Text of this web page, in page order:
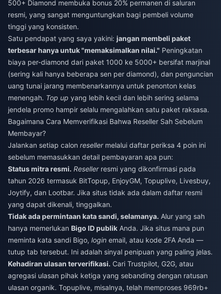
500+ Diamond membuka bonus 20% permanen di saluran
resmi, yang sangat menguntungkan bagi pembeli volume
tinggi yang konsisten.
Satu pendapat yang saya yakini: jangan membeli paket
terbesar hanya untuk "memaksimalkan nilai." Peningkatan
biaya per-diamond dari paket 1000 ke 5000+ bersifat marjinal
(sering kali hanya beberapa sen per diamond), dan penguncian
uang tunai jarang membenarkannya untuk penonton kelas
menengah. Top up yang lebih kecil dan lebih sering selama
jendela promo hampir selalu mengalahkan satu paket raksasa.
Bagaimana Cara Memverifikasi Bahwa Reseller Sah Sebelum
Membayar?
Jalankan setiap calon resellermelalui daftar periksa 4 poin ini
sebelum memasukkan detail pembayaran apa pun:
Status mitra resmi. Resellerresmi yang dikonfirmasi pada
tahun 2026 termasuk BitTopup, EnjoyGM, Topuplive, Livesbuy,
Joytify, dan Lootbar. Jika situs tidak ada dalam daftar resmi
yang dapat dikenali, tinggalkan.
Tidak ada permintaan kata sandi, selamanya. Alur yang sah
hanya memerlukan Bigo ID publik Anda. Jika situs mana pun
meminta kata sandi Bigo, login email, atau kode 2FA Anda —
tutup tab tersebut. Ini adalah sinyal penipuan yang paling jelas.
Kehadiran ulasan terverifikasi. Cari Trustpilot, G2G, atau
agregasi ulasan pihak ketiga yang sebanding dengan ratusan
ulasan organik. Topuplive, misalnya, telah memproses 969rb+